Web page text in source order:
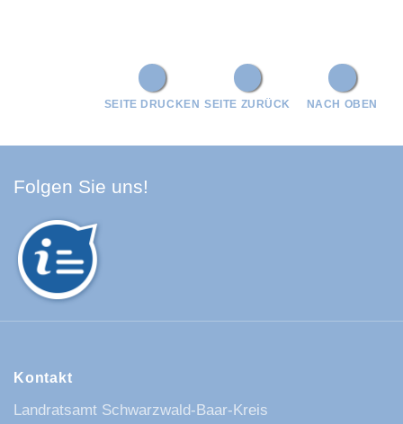
NACH OBEN
SEITE ZURÜCK
SEITE DRUCKEN
Folgen Sie uns!
Kontakt
Landratsamt Schwarzwald-Baar-Kreis